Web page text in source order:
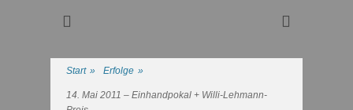
Wassersport-Verein
Regattasport und Wasserwandern - Freizeit mit der ganzen
Start » Erfolge »
14. Mai 2011 – Einhandpokal + Willi-Lehmann-